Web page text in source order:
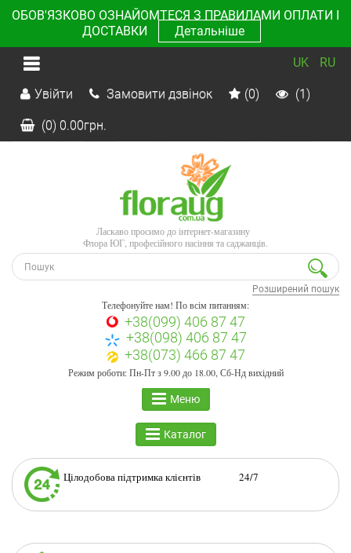
ОБОВ'ЯЗКОВО ОЗНАЙОМТЕСЯ З ПРАВИЛАМИ ОПЛАТИ І
ДОСТАВКИ
Детальніше
UK RU
Увійти Замовити дзвінок (0) (1)
(0) 0.00грн.
Ласкаво просимо до інтернет-магазину
Флора ЮГ, професійного насіння та саджанців.
Розширений пошук
Телефонуйте нам! По всім питанням:
+38(099) 406 87 47
+38(098) 406 87 47
+38(073) 466 87 47
Режим роботи: Пн-Пт з 9.00 до 18.00, Сб-Нд вихідний
Меню
Каталог
Цілодобова підтримка клієнтів 24/7